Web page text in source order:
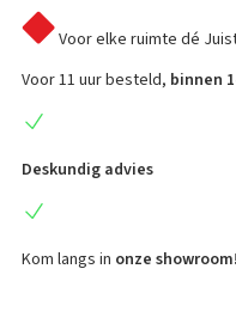
Voor elke ruimte dé
Voor 11 uur besteld, binnen
Deskundig advies
Kom langs in onze showroom!